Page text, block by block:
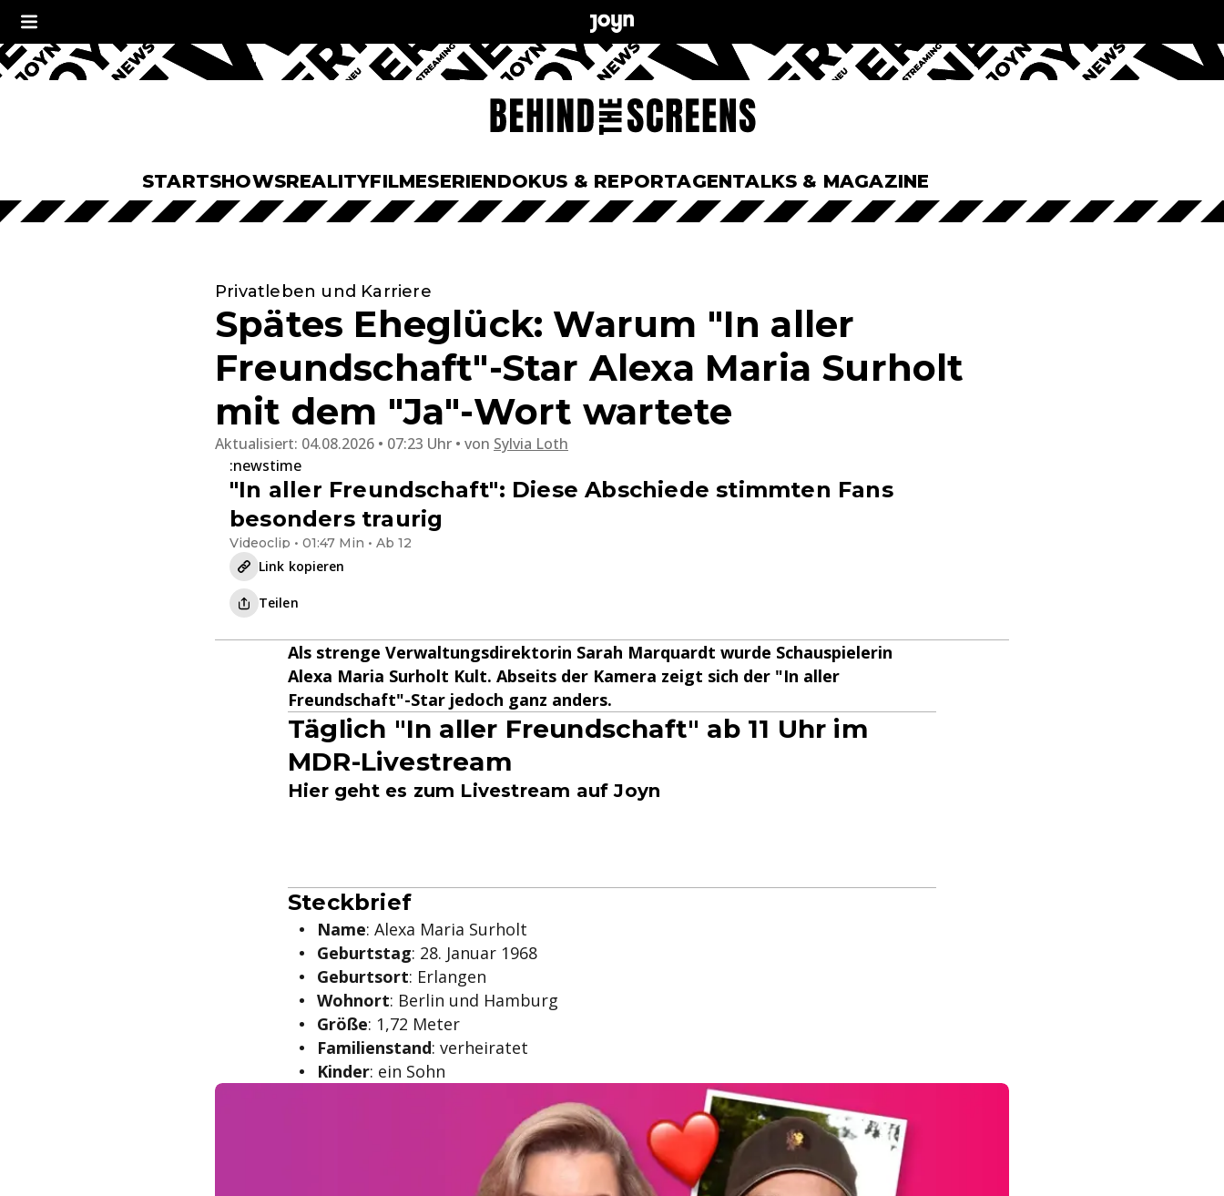
STARTSHOWSREALITYFILMESERIENDOKUS & REPORTAGENTALKS & MAGAZINE
Privatleben und Karriere
Spätes Eheglück: Warum "In aller
Freundschaft"-Star Alexa Maria Surholt
mit dem "Ja"-Wort wartete
Aktualisiert: 04.08.2026 • 07:23 Uhr von Sylvia Loth
:newstime
"In aller Freundschaft": Diese Abschiede stimmten Fans
besonders traurig
Videoclip • 01:47 Min • Ab 12
Link kopieren
Teilen
Als strenge Verwaltungsdirektorin Sarah Marquardt wurde Schauspielerin
Alexa Maria Surholt Kult. Abseits der Kamera zeigt sich der "In aller
Freundschaft"-Star jedoch ganz anders.
Täglich "In aller Freundschaft" ab 11 Uhr im
MDR-Livestream
Hier geht es zum Livestream auf Joyn
Steckbrief
Name: Alexa Maria Surholt
Geburtstag: 28. Januar 1968
Geburtsort: Erlangen
Wohnort: Berlin und Hamburg
Größe: 1,72 Meter
Familienstand: verheiratet
Kinder: ein Sohn